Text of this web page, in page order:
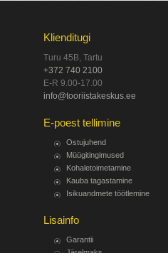
Klienditugi
Turu 45B, Tartu
+372 740 2100
E-R 9.00-17.00
info@tooriistakeskus.ee
E-poest tellimine
Ostujuhend
Müügitingimused
Kohaletoimetamine
Kauba tagastamine
Isikuandmete töötlemine
Lisainfo
Garantii